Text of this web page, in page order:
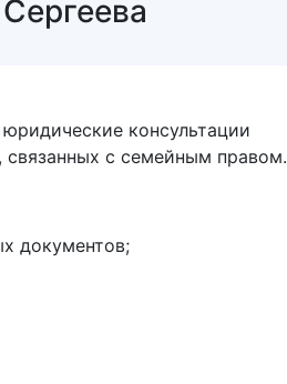
консультации
с семейным правом.
документов;